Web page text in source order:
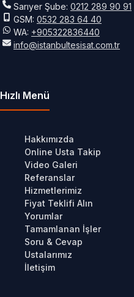
Sarıyer Şube: 0212 289 90 91
GSM: 0532 283 64 40
WA: +905322836440
info@istanbultesisat.com.tr
Hızlı Menü
Hakkımızda
Online Usta Takip
Video Galeri
Referanslar
Hizmetlerimiz
Fiyat Teklifi Alın
Yorumlar
Tamamlanan İşler
Soru & Cevap
Ustalarımız
İletişim